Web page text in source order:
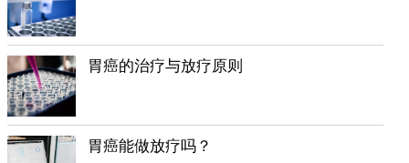
胃癌的治疗与放疗原则
胃癌能做放疗吗？